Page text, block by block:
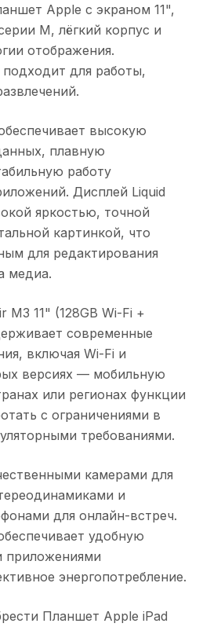
Apple с экраном 11",
M, лёгкий корпус и
отображения.
для работы,
высокую
плавную
работу
Дисплей Liquid
яркостью, точной
картинкой, что
для редактирования
медиа.
11" (128GB Wi-Fi +
современные
включая Wi-Fi и
версиях — мобильную
или регионах функции
с ограничениями в
требованиями.
камерами для
и
для онлайн-встреч.
удобную
приложениями
энергопотребление.
Планшет Apple iPad